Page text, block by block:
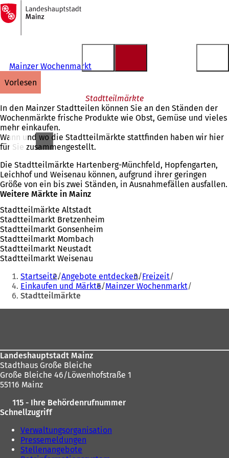
Inhalt anspringen
Zur
Startseite
Mainzer Wochenmarkt
vorlesen
Stadtteilmärkte
In den Mainzer Stadtteilen können Sie an den Ständen der
Wochenmärkte frische Produkte wie Obst, Gemüse und vieles
mehr einkaufen.
Wann und wo die Stadtteilmärkte stattfinden haben wir hier
für Sie zusammengestellt.
Die Stadtteilmärkte Hartenberg-Münchfeld, Hopfengarten,
Leichhof und Weisenau können, aufgrund ihrer geringen
Größe von ein bis zwei Ständen, in Ausnahmefällen ausfallen.
Weitere Märkte in Mainz
Stadtteilmärkte Altstadt
Stadtteilmarkt Bretzenheim
Stadtteilmarkt Gonsenheim
Stadtteilmarkt Mombach
Stadtteilmarkt Neustadt
Stadtteilmarkt Weisenau
Sie
befinden
sich
hier:
Startseite Angebote entdecken Freizeit
Einkaufen und Märkte Mainzer Wochenmarkt
Stadtteilmärkte
Landeshauptstadt Mainz
Stadthaus Große Bleiche
Große Bleiche 46/Löwenhofstraße 1
55116 Mainz
115 - Ihre Behördenrufnummer
Schnellzugriff
Verwaltungsorganisation
Pressemeldungen
Stellenangebote